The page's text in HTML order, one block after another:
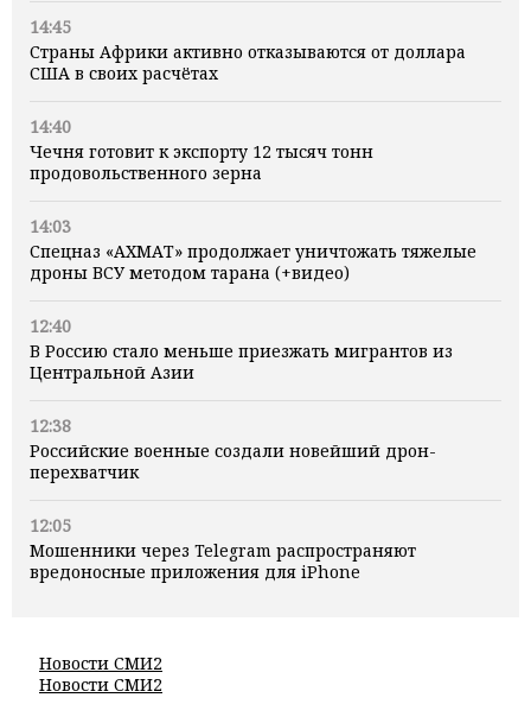
14:45
Страны Африки активно отказываются от доллара
США в своих расчётах
14:40
Чечня готовит к экспорту 12 тысяч тонн
продовольственного зерна
14:03
Спецназ «АХМАТ» продолжает уничтожать тяжелые
дроны ВСУ методом тарана (+видео)
12:40
В Россию стало меньше приезжать мигрантов из
Центральной Азии
12:38
Российские военные создали новейший дрон-
перехватчик
12:05
Мошенники через Telegram распространяют
вредоносные приложения для iPhone
Новости СМИ2
Новости СМИ2